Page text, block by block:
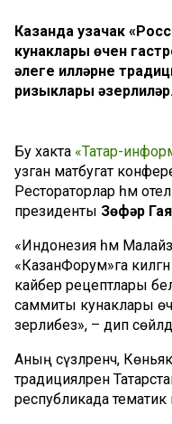
Казанда узачак
кунаклары өчен
әлеге илләрнең
ризыклары әзерлиләр.
Бу хакта «Татар-
узган матбугат
Рестораторлар һәм
президенты Зөфәр
«Индонезия һәм
«КазанФорум»га
кайбер рецептлары
саммиты кунаклары
әзерлибез», – дип
Аның сүзләренчә,
традицияләрен
республикада тематик